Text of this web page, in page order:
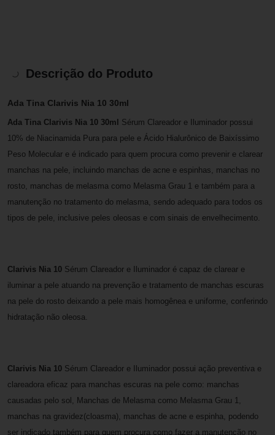
Descrição do Produto
Ada Tina Clarivis Nia 10 30ml
Ada Tina Clarivis Nia 10 30ml
Sérum Clareador e Iluminador possui
10% de Niacinamida Pura para pele e Ácido Hialurônico de Baixíssimo
Peso Molecular e é indicado para quem procura como prevenir e clarear
manchas na pele, incluindo manchas de acne e espinhas, manchas no
rosto, manchas de melasma como Melasma Grau 1 e também para a
manutenção no tratamento do melasma, sendo adequado para todos os
tipos de pele, inclusive peles oleosas e com sinais de envelhecimento.
Clarivis Nia 10 Sérum Clareador e Iluminador é capaz de clarear e
iluminar a pele atuando na prevenção e tratamento de manchas escuras
na pele do rosto deixando a pele mais homogênea e uniforme, conferindo
hidratação não oleosa.
Clarivis Nia 10 Sérum Clareador e Iluminador possui ação preventiva e
clareadora eficaz para manchas escuras na pele como: manchas
causadas pelo sol, Manchas de Melasma como Melasma Grau 1,
manchas na gravidez(cloasma), manchas de acne e espinha, podendo
ser indicado também para quem procura como fazer a manutenção no